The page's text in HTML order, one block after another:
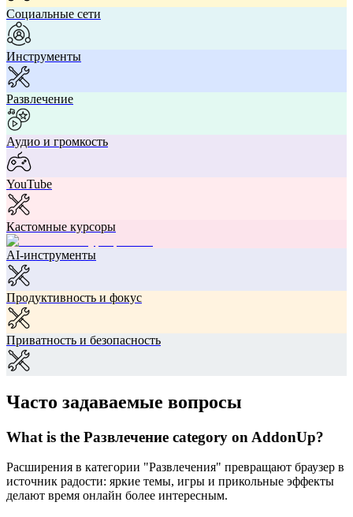
Социальные сети
Инструменты
Развлечение
Аудио и громкость
YouTube
Кастомные курсоры
AI-инструменты
Продуктивность и фокус
Приватность и безопасность
Часто задаваемые вопросы
What is the Развлечение category on AddonUp?
Расширения в категории "Развлечения" превращают браузер в
источник радости: яркие темы, игры и прикольные эффекты
делают время онлайн более интересным.